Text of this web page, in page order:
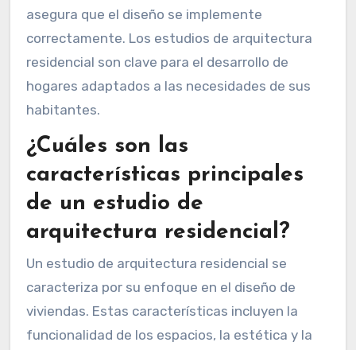
asegura que el diseño se implemente
correctamente. Los estudios de arquitectura
residencial son clave para el desarrollo de
hogares adaptados a las necesidades de sus
habitantes.
¿Cuáles son las
características principales
de un estudio de
arquitectura residencial?
Un estudio de arquitectura residencial se
caracteriza por su enfoque en el diseño de
viviendas. Estas características incluyen la
funcionalidad de los espacios, la estética y la